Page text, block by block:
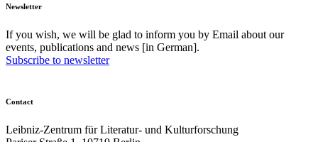
Newsletter
If you wish, we will be glad to inform you by Email about our
events, publications and news [in German].
Subscribe to newsletter
Contact
Leibniz-Zentrum für Literatur- und Kulturforschung